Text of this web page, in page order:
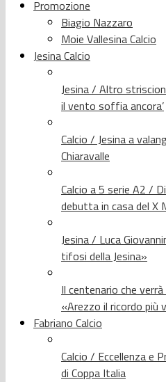
Promozione
Biagio Nazzaro
Moie Vallesina Calcio
Jesina Calcio
Jesina / Altro
il vento soffia ancora’
Calcio / Jesina a
Chiaravalle
Calcio a 5 serie A2 /
debutta in casa del X
Jesina / Luca
tifosi della Jesina»
Il centenario che
«Arezzo il ricordo più
Fabriano Calcio
Calcio / Eccellenza e
di Coppa Italia